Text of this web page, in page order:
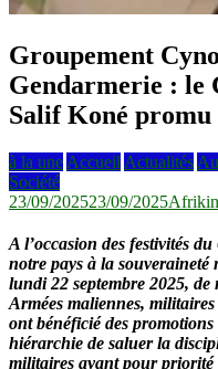
Groupement
Gendarmerie : le
Salif Koné
à la une Accueil Actualités
Société
23/09/202523/09/2025
A l’occasion des festivités du
notre pays à la souveraineté
lundi 22 septembre 2025,
Armées maliennes,
ont bénéficié des
hiérarchie de saluer la
militaires ayant pour priorité